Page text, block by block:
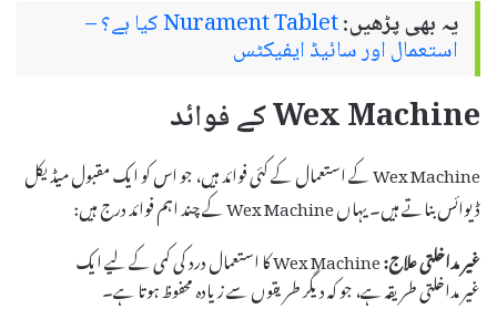
یہ بھی پڑھیں: Nurament Tablet کیا ہے؟ –
استعمال اور سائیڈ ایفیکٹس
Wex Machine کے فوائد
Wex Machine کے استعمال کے کئی فوائد ہیں، جو اس کو ایک مقبول میڈیکل
ڈیوائس بناتے ہیں۔ یہاں Wex Machine کے چند اہم فوائد درج ہیں:
غیر مداخلتی علاج:
Wex Machine کا استعمال درد کی کمی کے لیے ایک
غیر مداخلتی طریقہ ہے، جو کہ دیگر طریقوں سے زیادہ محفوظ ہوتا ہے۔